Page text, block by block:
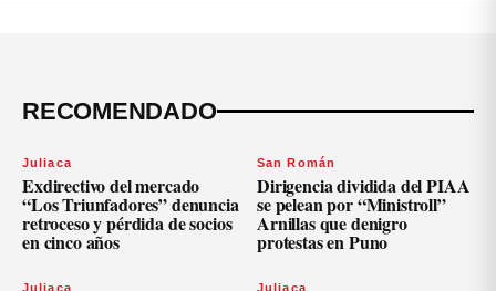
RECOMENDADO
Juliaca
Exdirectivo del mercado
“Los Triunfadores” denuncia
retroceso y pérdida de socios
en cinco años
San Román
Dirigencia dividida del PIAA
se pelean por “Ministroll”
Arnillas que denigro
protestas en Puno
Juliaca Juliaca